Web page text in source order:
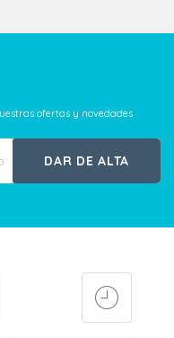
ofertas y novedades
DAR DE ALTA